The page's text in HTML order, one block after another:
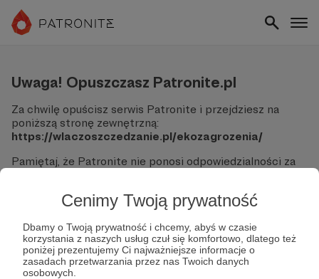
Cenimy Twoją prywatność
Dbamy o Twoją prywatność i chcemy, abyś w czasie
korzystania z naszych usług czuł się komfortowo, dlatego też
poniżej prezentujemy Ci najważniejsze informacje o
zasadach przetwarzania przez nas Twoich danych
osobowych.
Uwaga! Opuszczasz Patronite.pl
Za chwilę opuścisz serwis Patronite i przejdziesz na
poniższą stronę zewnętrzną:
https://wlaczoszczedzanie.pl/ekozagrozenia/
Pamiętaj, że Patronite nie ponosi odpowiedzialności za
Nie podawaj swoich danych logowania ani informacji
finansowych na podjerzanych stronach.
Sprawdź dokładnie adres URL, zanim klikniesz przycisk
"Tak, przejdź do strony".
Jeśli masz wątpliwości, wróć do Patronite i zweryfikuj
link.